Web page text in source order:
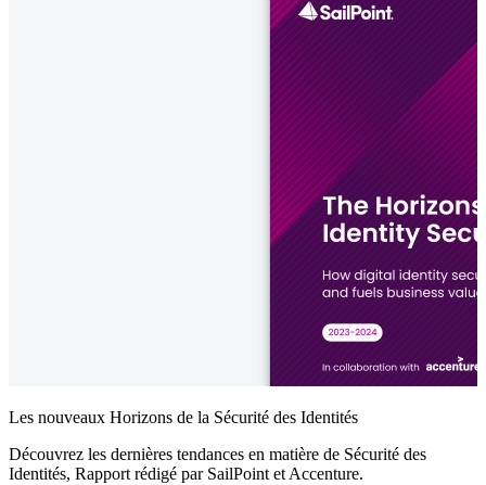
Les nouveaux Horizons de la Sécurité des Identités
Découvrez les dernières tendances en matière de Sécurité des
Identités, Rapport rédigé par SailPoint et Accenture.